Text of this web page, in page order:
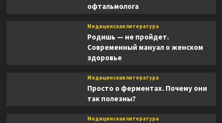
офтальмолога
Медицинская литература
Родишь — не пройдет.
Современный мануал о женском
здоровье
Медицинская литература
Просто о ферментах. Почему они
так полезны?
Медицинская литература